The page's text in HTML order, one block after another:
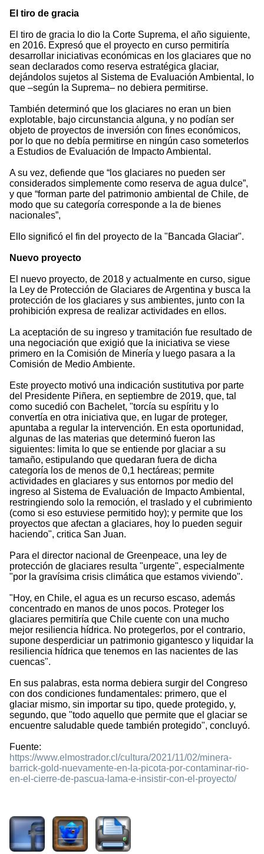
El tiro de gracia
El tiro de gracia lo dio la Corte Suprema, el año siguiente,
en 2016. Expresó que el proyecto en curso permitiría
desarrollar iniciativas económicas en los glaciares que no
sean declarados como reserva estratégica glaciar,
dejándolos sujetos al Sistema de Evaluación Ambiental, lo
que –según la Suprema– no debiera permitirse.
También determinó que los glaciares no eran un bien
explotable, bajo circunstancia alguna, y no podían ser
objeto de proyectos de inversión con fines económicos,
por lo que no debía permitirse en ningún caso someterlos
a Estudios de Evaluación de Impacto Ambiental.
A su vez, defiende que “los glaciares no pueden ser
considerados simplemente como reserva de agua dulce”,
y que “forman parte del patrimonio ambiental de Chile, de
modo que su categoría corresponde a la de bienes
nacionales”,
Ello significó el fin del proyecto de la "Bancada Glaciar".
Nuevo proyecto
El nuevo proyecto, de 2018 y actualmente en curso, sigue
la Ley de Protección de Glaciares de Argentina y busca la
protección de los glaciares y sus ambientes, junto con la
prohibición expresa de realizar actividades en ellos.
La aceptación de su ingreso y tramitación fue resultado de
una negociación que exigió que la iniciativa se viese
primero en la Comisión de Minería y luego pasara a la
Comisión de Medio Ambiente.
Este proyecto motivó una indicación sustitutiva por parte
del Presidente Piñera, en septiembre de 2019, que, tal
como sucedió con Bachelet, "torcía su espíritu y lo
convertía en otra iniciativa que, en lugar de proteger,
apuntaba a regular la intervención. En esta oportunidad,
algunas de las materias que determinó fueron las
siguientes: limita lo que se entiende por glaciar a su
tamaño, estipulando que quedaran fuera de dicha
categoría los de menos de 0,1 hectáreas; permite
actividades en glaciares y sus entornos por medio del
ingreso al Sistema de Evaluación de Impacto Ambiental,
restringiendo solo la remoción, el traslado y el cubrimiento
(como si eso estuviese permitido hoy); y permite que los
proyectos que afectan a glaciares, hoy lo pueden seguir
haciendo", critica San Juan.
Para el director nacional de Greenpeace, una ley de
protección de glaciares resulta "urgente", especialmente
"por la gravísima crisis climática que estamos viviendo".
"Hoy, en Chile, el agua es un recurso escaso, además
concentrado en manos de unos pocos. Proteger los
glaciares permitiría que Chile cuente con una mucho
mejor resiliencia hídrica. No protegerlos, por el contrario,
supone desperdiciar un patrimonio gigantesco y liquidar la
resiliencia hídrica que tenemos en las nacientes de las
cuencas".
En sus palabras, esta norma debiera surgir del Congreso
con dos condiciones fundamentales: primero, que el
glaciar mismo, sin importar su tipo, quede protegido, y,
segundo, que "todo aquello que permite que el glaciar se
encuentre saludable quede también protegido", concluyó.
Fuente:
https://www.elmostrador.cl/cultura/2021/11/02/minera-
barrick-gold-nuevamente-en-la-picota-por-contaminar-rio-
en-el-cierre-de-pascua-lama-e-insistir-con-el-proyecto/